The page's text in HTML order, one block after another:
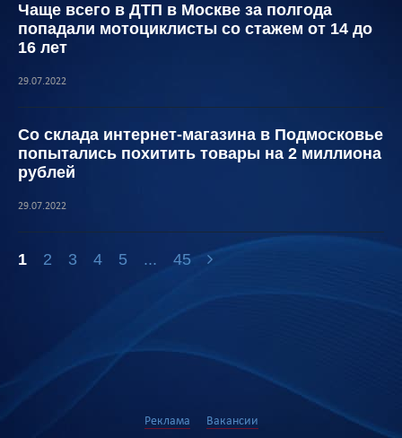
Чаще всего в ДТП в Москве за полгода
попадали мотоциклисты со стажем от 14 до
16 лет
29.07.2022
Со склада интернет-магазина в Подмосковье
попытались похитить товары на 2 миллиона
рублей
29.07.2022
1 2 3 4 5 ... 45
Реклама Вакансии